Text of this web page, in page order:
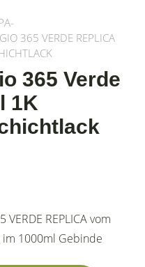
365 VERDE REPLICA
365 Verde
1K
REPLICA vom
1000ml Gebinde